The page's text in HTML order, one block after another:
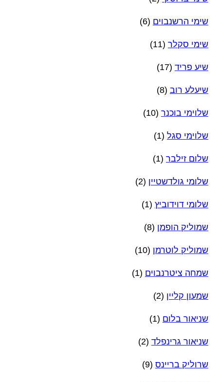
שימי הרשנבוים (6)
שימי סקלר (11)
שיע פריד (17)
שיעלע רוב (8)
שלוימי בוכנר (10)
שלוימי סגל (1)
שלום זילבר (1)
שלומי גולדשטיין (2)
שלומי דוידוביץ (1)
שמוליק הופמן (8)
שמוליק לוטרמן (10)
שמחה ציטרנבוים (1)
שמעון קליין (2)
שניאור בלום (1)
שניאור גרינפלד (2)
שרוליק בריינס (9)